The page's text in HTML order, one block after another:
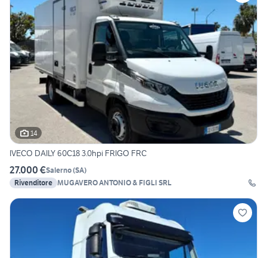
14
IVECO DAILY 60C18 3.0hpi FRIGO FRC
27.000 €Salerno(SA)
Rivenditore MUGAVERO ANTONIO & FIGLI SRL